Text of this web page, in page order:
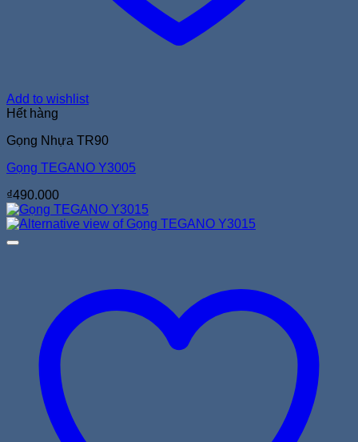
Add to wishlist
Hết hàng
Gọng Nhựa TR90
Gọng TEGANO Y3005
₫490.000